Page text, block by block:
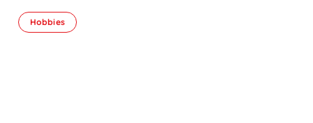
Hobbies